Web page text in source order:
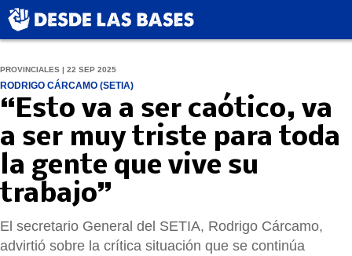
PROVINCIALES | 22 SEP 2025
RODRIGO CÁRCAMO (SETIA)
“Esto va a ser caótico, va
a ser muy triste para toda
la gente que vive su
trabajo”
El secretario General del SETIA, Rodrigo Cárcamo,
advirtió sobre la crítica situación que se continúa